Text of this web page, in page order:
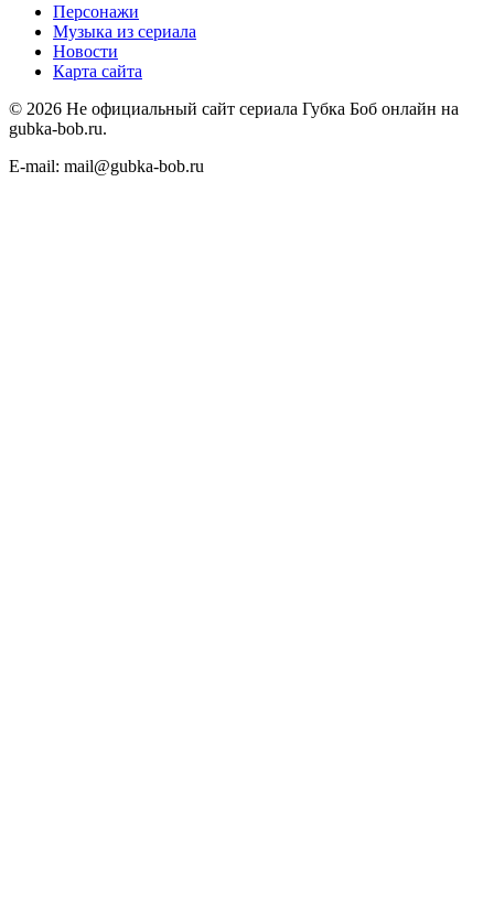
Персонажи
Музыка из сериала
Новости
Карта сайта
© 2026 Не официальный сайт сериала Губка Боб онлайн на
gubka-bob.ru.
E-mail: mail@gubka-bob.ru